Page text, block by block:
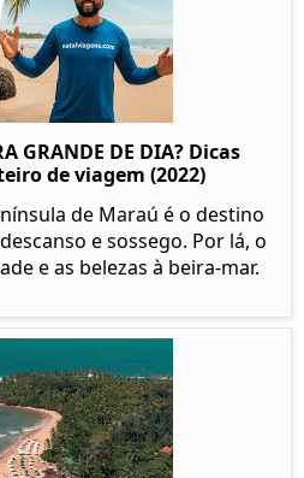
GRANDE DE DIA? Dicas
de viagem (2022)
de Maraú é o destino
e sossego. Por lá, o
e as belezas à beira-mar.